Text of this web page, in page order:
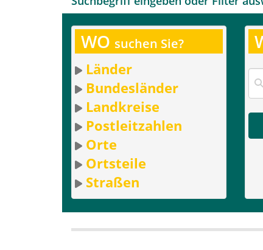
WO suchen Sie?
Länder
Bundesländer
Landkreise
Postleitzahlen
Orte
Ortsteile
Straßen